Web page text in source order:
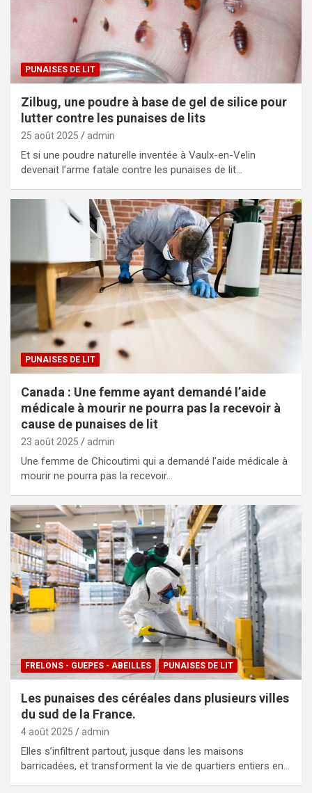
PUNAISES DE LIT
Zilbug, une poudre à base de gel de silice pour
lutter contre les punaises de lits
25 août 2025 admin
Et si une poudre naturelle inventée à Vaulx-en-Velin
devenait l’arme fatale contre les punaises de lit…
PUNAISES DE LIT
Canada : Une femme ayant demandé l’aide
médicale à mourir ne pourra pas la recevoir à
cause de punaises de lit
23 août 2025 admin
Une femme de Chicoutimi qui a demandé l’aide médicale à
mourir ne pourra pas la recevoir…
FRELONS - GUEPES - ABEILLES PUNAISES DE LIT
Les punaises des céréales dans plusieurs villes
du sud de la France.
4 août 2025 admin
Elles s’infiltrent partout, jusque dans les maisons
barricadées, et transforment la vie de quartiers entiers en…